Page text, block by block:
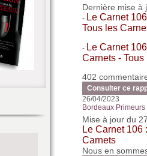
Dernière mise à
- Le Carnet
Tous les
- Le Carnet
Carnets -
402
Consulter ce
26/04/2023
Bordeaux
Mise à jour du
Le Carnet
Carnets
Nous en